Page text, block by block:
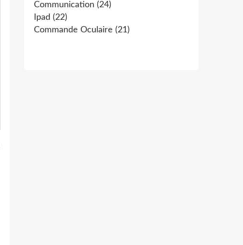
Communication (24)
Ipad (22)
Commande Oculaire (21)